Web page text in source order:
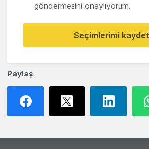
Paylaş
göndermesini onaylıyorum.
Seçimlerimi kaydet